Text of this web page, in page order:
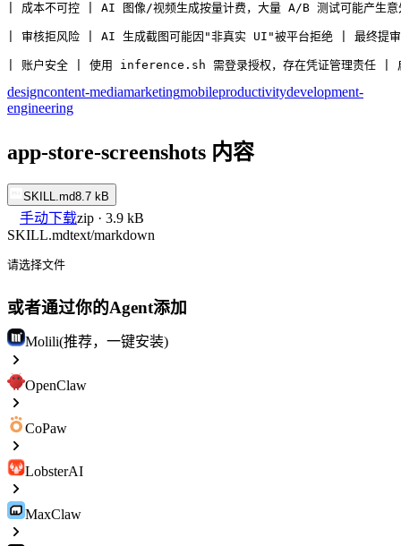
| 成本不可控 | AI 图像/视频生成按量计费，大量 A/B 测试可能产生
| 审核拒风险 | AI 生成截图可能因"非真实 UI"被平台拒绝 | 最终提审
| 账户安全 | 使用 inference.sh 需登录授权，存在凭证管理责任 |
designcontent-mediamarketingmobileproductivitydevelopment-
engineering
app-store-screenshots 内容
SKILL.md8.7 kB
手动下载zip · 3.9 kB
SKILL.mdtext/markdown
请选择文件
或者通过你的Agent添加
Molili(推荐，一键安装)
OpenClaw
CoPaw
LobsterAI
MaxClaw